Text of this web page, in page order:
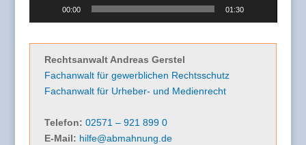
00:00 01:30
Rechtsanwalt Andreas Gerstel
Fachanwalt für gewerblichen Rechtsschutz
Fachanwalt für Urheber- und Medienrecht
Telefon: 02571 – 921 899 0
E-Mail: hilfe@abmahnung.de